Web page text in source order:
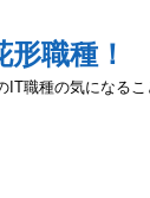
職種！
IT職種の気になる